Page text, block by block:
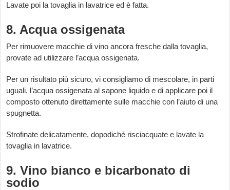
Lavate poi la tovaglia in lavatrice ed è fatta.
8. Acqua ossigenata
Per rimuovere macchie di vino ancora fresche dalla tovaglia,
provate ad utilizzare l’acqua ossigenata.
Per un risultato più sicuro, vi consigliamo di mescolare, in parti
uguali, l’acqua ossigenata al sapone liquido e di applicare poi il
composto ottenuto direttamente sulle macchie con l’aiuto di una
spugnetta.
Strofinate delicatamente, dopodiché risciacquate e lavate la
tovaglia in lavatrice.
9. Vino bianco e bicarbonato di
sodio